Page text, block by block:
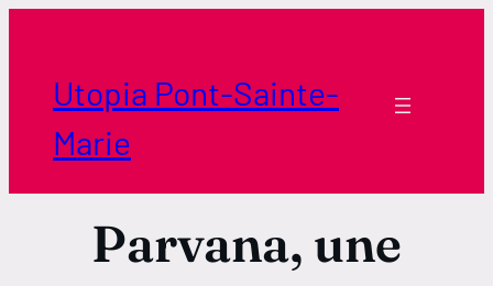
contenuUtopia Pont-Sainte-
Marie
Parvana, une